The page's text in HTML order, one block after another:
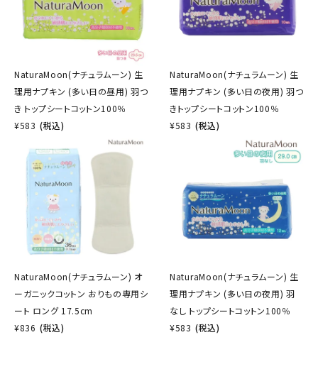
NaturaMoon(ナチュラムーン) 生
理用ナプキン (多い日の昼用) 羽つ
き トップシートコットン100％
¥583 (税込)
NaturaMoon(ナチュラムーン) 生
理用ナプキン (多い日の夜用) 羽つ
きトップシートコットン100％
¥583 (税込)
NaturaMoon(ナチュラムーン) オ
ーガニックコットン おりもの専用シ
ート ロング 17.5cm
¥836 (税込)
NaturaMoon(ナチュラムーン) 生
理用ナプキン (多い日の夜用) 羽
なし トップシートコットン100％
¥583 (税込)